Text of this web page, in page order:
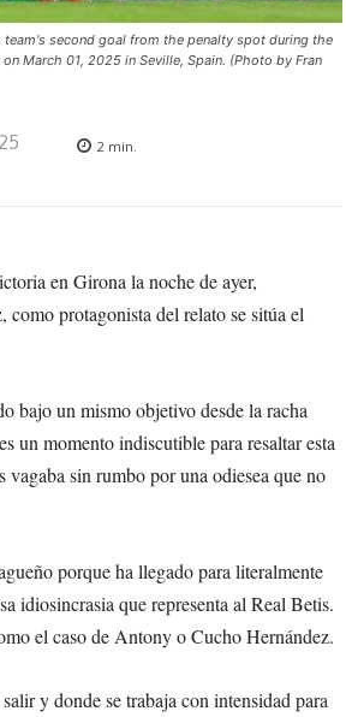
team's second goal from the penalty spot during the
March 01, 2025 in Seville, Spain. (Photo by Fran
2 min.
en Girona la noche de ayer,
protagonista del relato se sitúa el
bajo un mismo objetivo desde la racha
un momento indiscutible para resaltar esta
vagaba sin rumbo por una odiesea que no
porque ha llegado para literalmente
idiosincrasia que representa al Real Betis.
el caso de Antony o Cucho Hernández.
y donde se trabaja con intensidad para